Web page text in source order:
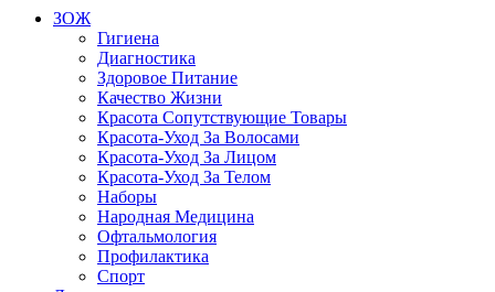
ЗОЖ
Гигиена
Диагностика
Здоровое Питание
Качество Жизни
Красота Сопутствующие Товары
Красота-Уход За Волосами
Красота-Уход За Лицом
Красота-Уход За Телом
Наборы
Народная Медицина
Офтальмология
Профилактика
Спорт